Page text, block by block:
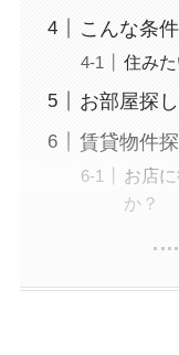
こんな条
住み
お部屋探
賃貸物件
お店
か？